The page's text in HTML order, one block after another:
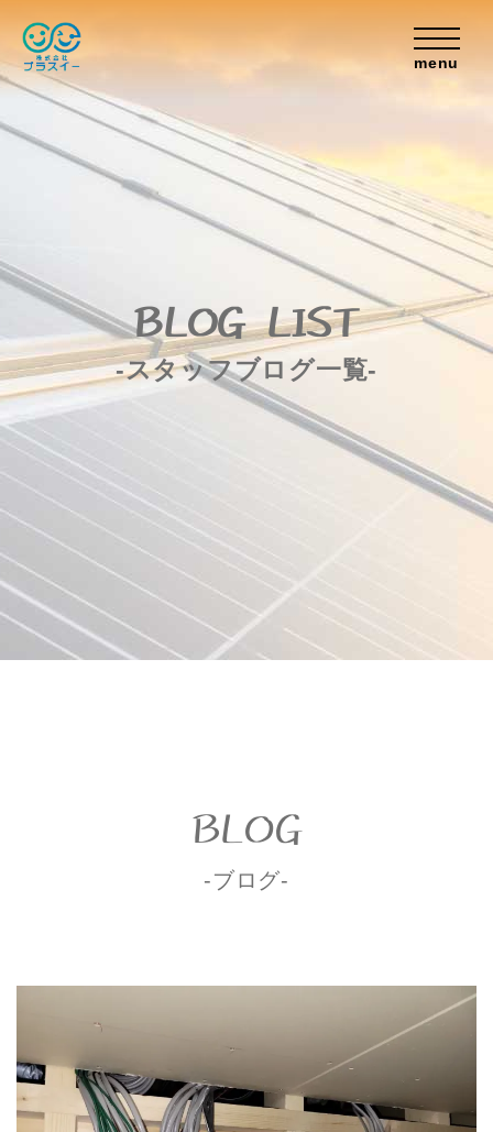
menu
BLOG LIST
-スタッフブログ一覧-
BLOG
-ブログ-